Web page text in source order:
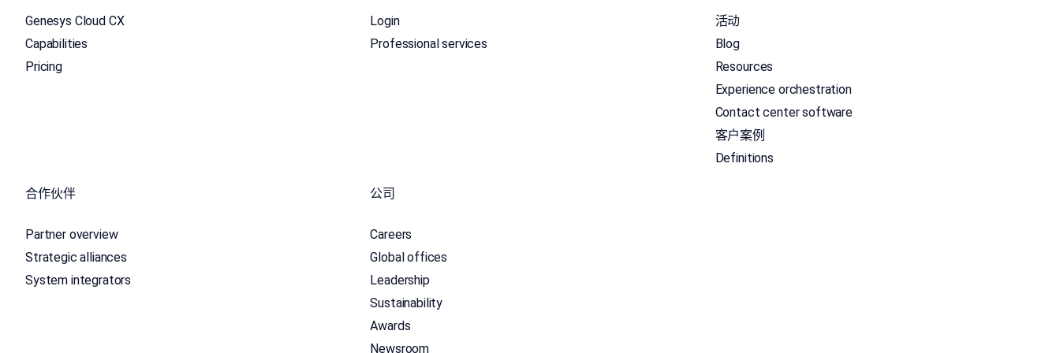
Genesys Cloud CX
Capabilities
Pricing
Login
Professional services
活动
Blog
Resources
Experience orchestration
Contact center software
客户案例
Definitions
合作伙伴
Partner overview
Strategic alliances
System integrators
公司
Careers
Global offices
Leadership
Sustainability
Awards
Newsroom